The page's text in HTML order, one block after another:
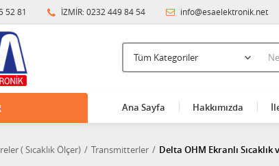
52 81 İZMİR: 0232 449 84 54 info@esaelektronik.net
Ana Sayfa Hakkımızda
( Sıcaklık Ölçer) Transmitterler Delta OHM Ekranlı